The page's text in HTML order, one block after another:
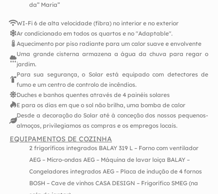
da” Maria”
WI-Fi 6 de alta velocidade (fibra) no interior e no exterior
Ar condicionado em todos os quartos e no "Adaptable".
Aquecimento por piso radiante para um calor suave e envolvente
Uma grande cisterna armazena a água da chuva para regar o
jardim.
Para sua segurança, o Solar está equipado com detectores de
fumo e um centro de controlo de incêndios.
Duches e banhos quentes através de 4 painéis solares
E para os dias em que o sol não brilha, uma bomba de calor
Desde a decoração do Solar até à conceção dos nossos pequenos-
almoços, privilegiamos as compras e os empregos locais.
EQUIPAMENTOS DE COZINHA
2 frigoríficos integrados BALAY 319 L – Forno com ventilador
AEG – Micro-ondas AEG – Máquina de lavar loiça BALAY –
Congeladores integrados AEG – Placa de indução de 4 fornos
BOSH – Cave de vinhos CASA DESIGN – Frigorífico SMEG (na